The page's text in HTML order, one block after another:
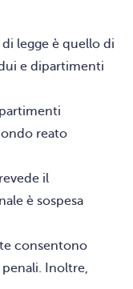
legge è quello di
e dipartimenti
reato
il
è sospesa
consentono
Inoltre,